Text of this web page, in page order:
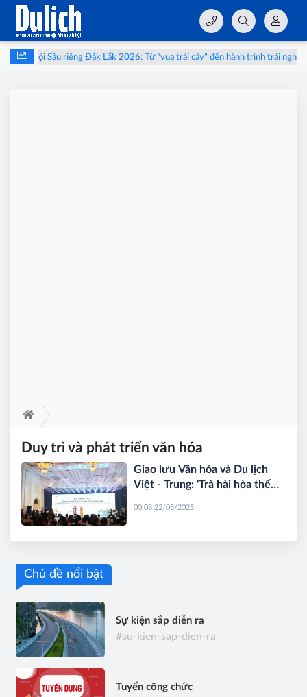
Lễ hội Sầu riêng Đắk Lắk 2026: Từ “vua trái cây” đến hành trình trải nghiệm
Duy trì và phát triển văn hóa
Giao lưu Văn hóa và Du lịch
Việt - Trung: 'Trà hài hòa thế
00:08 22/05/2025
Chủ đề nổi bật
Sự kiện sắp diễn ra
#su-kien-sap-dien-ra
Tuyển công chức